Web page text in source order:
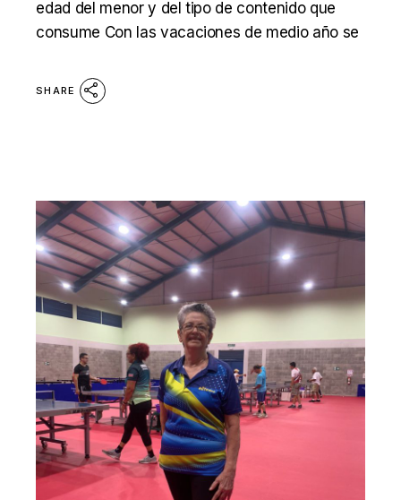
edad del menor y del tipo de contenido que
consume Con las vacaciones de medio año se
SHARE